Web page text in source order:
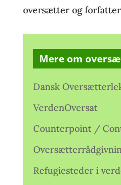
oversætter og
Mere om
Dansk
VerdenOversat
Counterpoint /
Refugiesteder i